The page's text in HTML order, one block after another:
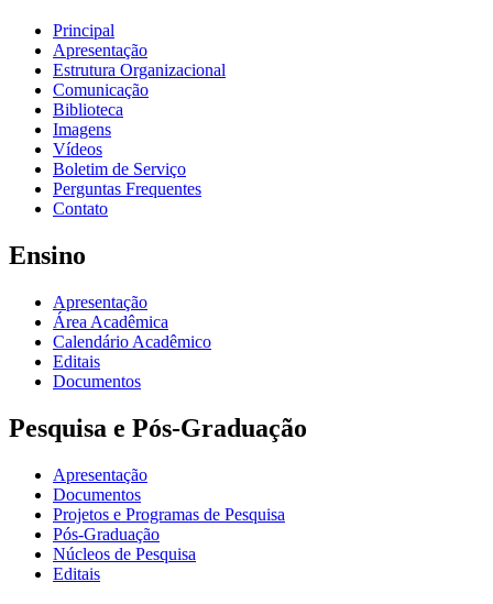
Principal
Apresentação
Estrutura Organizacional
Comunicação
Biblioteca
Imagens
Vídeos
Boletim de Serviço
Perguntas Frequentes
Contato
Ensino
Apresentação
Área Acadêmica
Calendário Acadêmico
Editais
Documentos
Pesquisa e Pós-Graduação
Apresentação
Documentos
Projetos e Programas de Pesquisa
Pós-Graduação
Núcleos de Pesquisa
Editais